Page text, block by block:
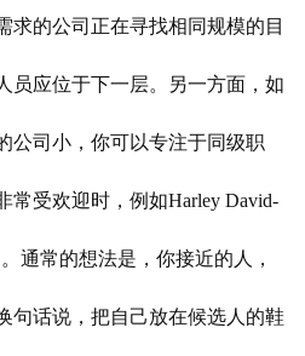
求的公司正在寻找相同规模的目
员应位于下一层。另一方面，如
公司小，你可以专注于同级职
常受欢迎时，例如Harley David-
通常的想法是，你接近的人，
句话说，把自己放在候选人的鞋